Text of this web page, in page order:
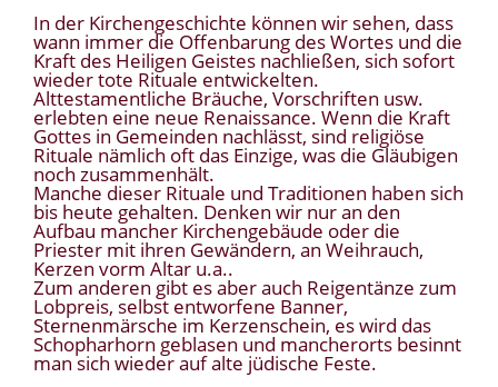
In der Kirchengeschichte können wir sehen, dass
wann immer die Offenbarung des Wortes und die
Kraft des Heiligen Geistes nachließen, sich sofort
wieder tote Rituale entwickelten.
Alttestamentliche Bräuche, Vorschriften usw.
erlebten eine neue Renaissance. Wenn die Kraft
Gottes in Gemeinden nachlässt, sind religiöse
Rituale nämlich oft das Einzige, was die Gläubigen
noch zusammenhält.
Manche dieser Rituale und Traditionen haben sich
bis heute gehalten. Denken wir nur an den
Aufbau mancher Kirchengebäude oder die
Priester mit ihren Gewändern, an Weihrauch,
Kerzen vorm Altar u.a..
Zum anderen gibt es aber auch Reigentänze zum
Lobpreis, selbst entworfene Banner,
Sternenmärsche im Kerzenschein, es wird das
Schopharhorn geblasen und mancherorts besinnt
man sich wieder auf alte jüdische Feste.